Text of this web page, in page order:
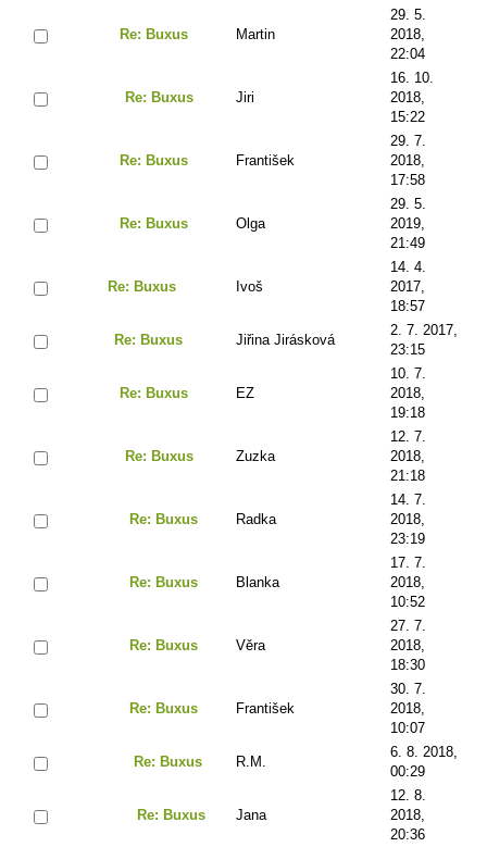
Re: Buxus Martin
29. 5.
2018,
22:04
Re: Buxus Jiri
16. 10.
2018,
15:22
Re: Buxus František
29. 7.
2018,
17:58
Re: Buxus Olga
29. 5.
2019,
21:49
Re: Buxus Ivoš
14. 4.
2017,
18:57
Re: Buxus Jiřina Jirásková
2. 7. 2017,
23:15
Re: Buxus EZ
10. 7.
2018,
19:18
Re: Buxus Zuzka
12. 7.
2018,
21:18
Re: Buxus Radka
14. 7.
2018,
23:19
Re: Buxus Blanka
17. 7.
2018,
10:52
Re: Buxus Věra
27. 7.
2018,
18:30
Re: Buxus František
30. 7.
2018,
10:07
Re: Buxus R.M.
6. 8. 2018,
00:29
Re: Buxus Jana
12. 8.
2018,
20:36